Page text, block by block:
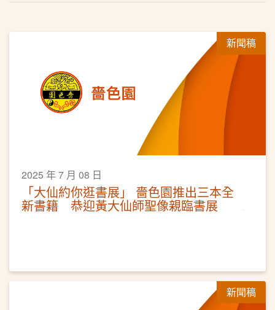
新聞稿
2025 年 7 月 08 日
「大仙約你逛書展」 嗇色園推出三本全
新書籍 恭迎黃大仙師聖像親臨書展
新聞稿